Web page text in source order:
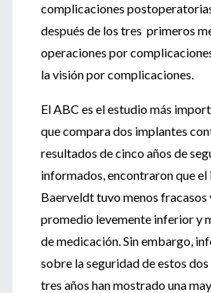
complicaciones
después de los tres primeros
operaciones por
la visión por complicaciones.
El ABC es el estudio más
que compara dos implantes
resultados de cinco años de
informados, encontraron que
Baerveldt tuvo menos fracasos
promedio levemente inferior y
de medicación. Sin embargo,
sobre la seguridad de estos
tres años han mostrado una